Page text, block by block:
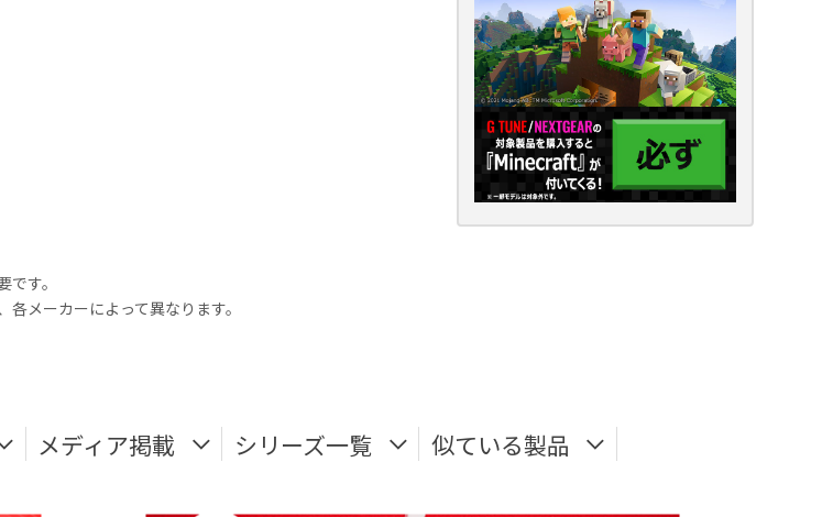
す。
メーカーによって異なります。
メディア掲載 シリーズ一覧 似ている製品